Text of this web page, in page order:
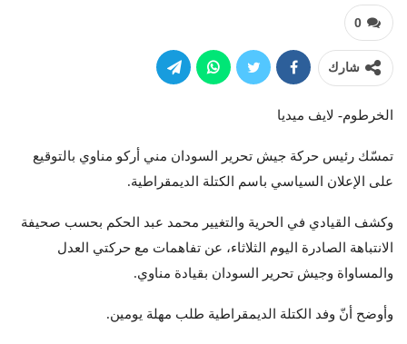
0
شارك
الخرطوم- لايف ميديا
تمسّك رئيس حركة جيش تحرير السودان مني أركو مناوي بالتوقيع
على الإعلان السياسي باسم الكتلة الديمقراطية.
وكشف القيادي في الحرية والتغيير محمد عبد الحكم بحسب صحيفة
الانتباهة الصادرة اليوم الثلاثاء، عن تفاهمات مع حركتي العدل
والمساواة وجيش تحرير السودان بقيادة مناوي.
وأوضح أنّ وفد الكتلة الديمقراطية طلب مهلة يومين.